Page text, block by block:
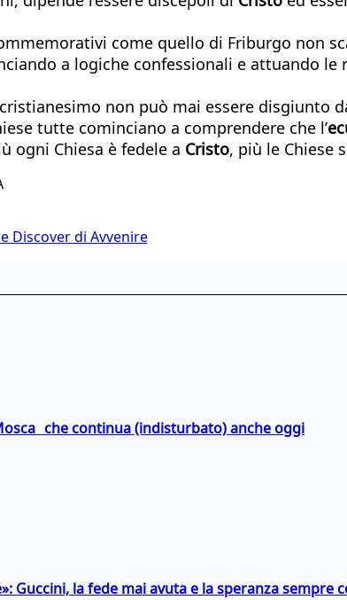
come quello di Friburgo non
a logiche confessionali e attuando le
non può mai essere disgiunto
tutte cominciano a comprendere che l’
ogni Chiesa è fedele a Cristo, più le Chiese
Discover di Avvenire
che continua (indisturbato) anche oggi
Guccini, la fede mai avuta e la speranza sempre